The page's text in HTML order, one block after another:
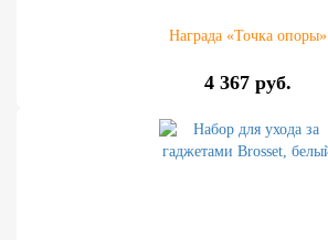
Награда «Точка опоры»
4 367 руб.